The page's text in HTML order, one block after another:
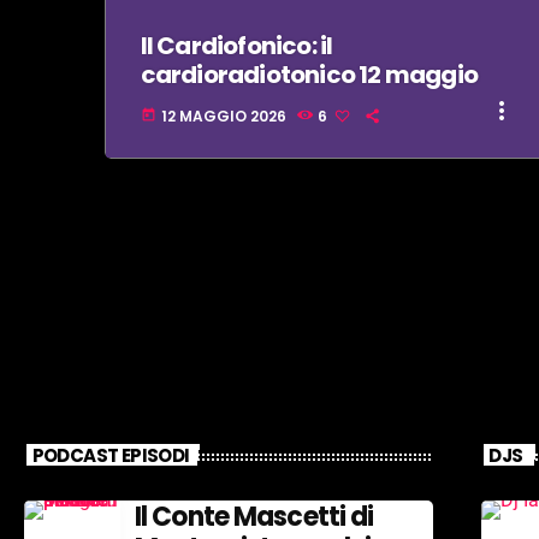
Il Cardiofonico: il
cardioradiotonico 12 maggio
today 12 MAGGIO 2026 6 more_vert
PODCAST EPISODI
Il Conte Mascetti di
DJS